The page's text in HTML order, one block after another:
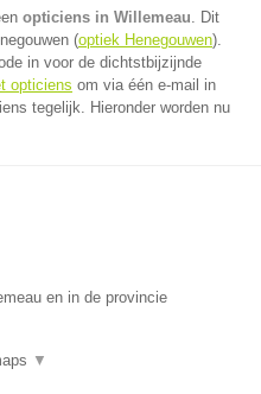
opticiens in Willemeau. Dit
(optiek Henegouwen).
in voor de dichtstbijzijnde
opticiens om via één e-mail in
tegelijk. Hieronder worden nu
en in de provincie
▼